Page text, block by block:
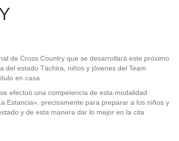
de Cross Country que se desarrollará este próximo
del estado Táchira, niños y jóvenes del Team
en casa.
efectuó una competencia de esta modalidad
Estancia», precisamente para preparar a los niños y
y de esta manera dar lo mejor en la cita